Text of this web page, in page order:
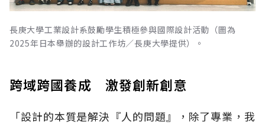
長庚大學工業設計系鼓勵學生積極參與國際設計活動（圖為
2025年日本舉辦的設計工作坊／長庚大學提供）。
跨域跨國養成 激發創新創意
「設計的本質是解決『人的問題』，除了專業，我